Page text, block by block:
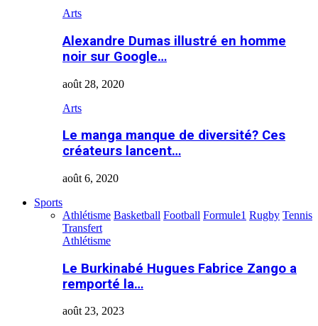
Arts
Alexandre Dumas illustré en homme
noir sur Google…
août 28, 2020
Arts
Le manga manque de diversité? Ces
créateurs lancent…
août 6, 2020
Sports
Athlétisme Basketball Football Formule1 Rugby Tennis
Transfert
Athlétisme
Le Burkinabé Hugues Fabrice Zango a
remporté la…
août 23, 2023